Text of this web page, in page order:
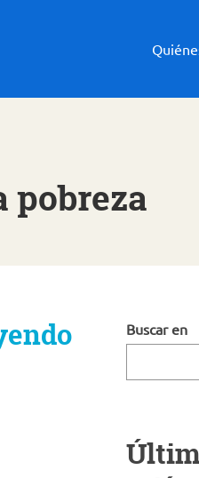
pobreza
Buscar en